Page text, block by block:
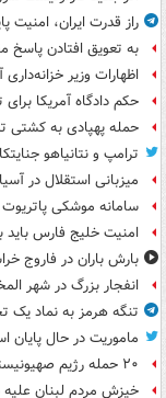
راز قدرت ایران، امنیت
به تعویق افتادن پاسخ
اظهارات وزیر
حکم دادگاه آمریکا
حمله پهپادی به کشتی
ترامپ و نتانیاهو
میزبانی استقلال در
سامانه موشکی
امنیت خلیج فارس
بارش باران در فاروج
انفجار بزرگ در شهر
تنگه هرمز به نماد یک
ماموریت در حال پایان
۲۰ حمله رژیم صهیونیستی به درعا و قنیطره در یک هفته
خیزش مردم لبنان